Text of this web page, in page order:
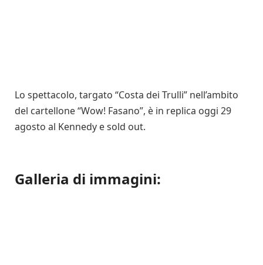
Lo spettacolo, targato “Costa dei Trulli” nell’ambito
del cartellone “Wow! Fasano”, è in replica oggi 29
agosto al Kennedy e sold out.
Galleria di immagini: